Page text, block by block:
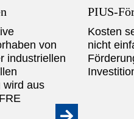
von
industriellen
wird aus
PIUS-
Kosten
nicht